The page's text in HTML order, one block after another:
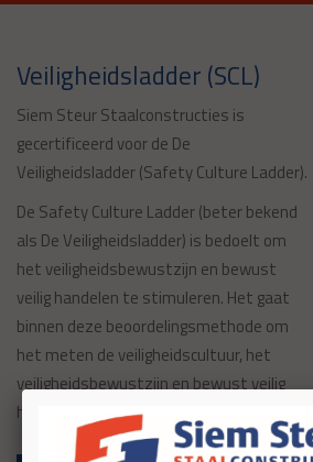
Veiligheidsladder (SCL)
Siem Steur Staalconstructies is
gecertificeerd voor de De
Veiligheidsladder (Safety Culture Ladder).
De Safety Culture Ladder (beter bekend
als De Veiligheidsladder) is bedoelt om
het veiligheidsbewustzijn en bewust
veilig handelen te stimuleren. Het gaat
binnen deze beoordelingsmethode om
het meten de veiligheidscultuur, het
veiligheidsbewustzijn en bewust veilig
handelen van bedrijven.